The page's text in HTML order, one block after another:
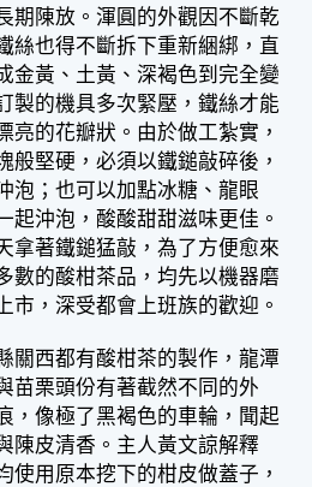
期陳放。渾圓的外觀因不斷乾
絲也得不斷拆下重新綑綁，直
金黃、土黃、深褐色到完全變
製的機具多次緊壓，鐵絲才能
亮的花瓣狀。由於做工紮實，
般堅硬，必須以鐵鎚敲碎後，
泡；也可以加點冰糖、龍眼
起沖泡，酸酸甜甜滋味更佳。
拿著鐵鎚猛敲，為了方便愈來
數的酸柑茶品，均先以機器磨
市，深受都會上班族的歡迎。
關西都有酸柑茶的製作，龍潭
苗栗頭份有著截然不同的外
，像極了黑褐色的車輪，聞起
陳皮清香。主人黃文諒解釋
使用原本挖下的柑皮做蓋子，